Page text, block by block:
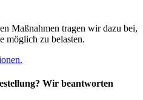
Maßnahmen tragen wir dazu bei,
möglich zu belasten.
Wir beantworten